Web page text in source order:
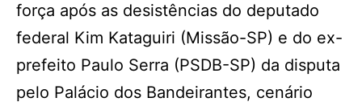
força após as desistências do deputado
federal Kim Kataguiri (Missão-SP) e do ex-
prefeito Paulo Serra (PSDB-SP) da disputa
pelo Palácio dos Bandeirantes, cenário